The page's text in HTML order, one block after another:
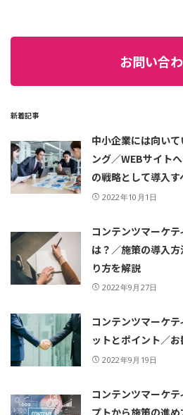
お問い合
新着記事
中小企業には向い
ング／WEBサイト
の戦略として導入
2022年10月1日
コンテンツマーケ
は？／施策の導入
り方を解説
2022年9月27日
コンテンツマーケ
ットとポイント／
2022年9月19日
コンテンツマーケ
プトから施策の進